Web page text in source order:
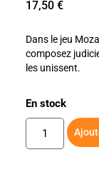
17,50 €
Dans le jeu
composez
les unissent.
En stock